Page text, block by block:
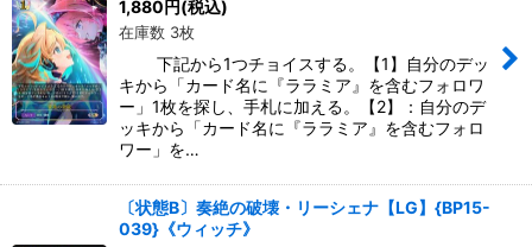
1,880円(税込)
在庫数 3枚
下記から1つチョイスする。【1】自分のデッ
キから「カード名に『ララミア』を含むフォロワ
ー」1枚を探し、手札に加える。【2】：自分のデ
ッキから「カード名に『ララミア』を含むフォロ
ワー」を…
〔状態B〕奏絶の破壊・リーシェナ【LG】{BP15-
039}《ウィッチ》